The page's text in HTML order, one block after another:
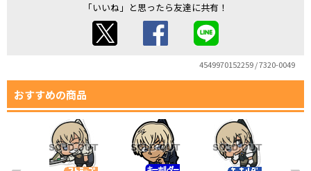
「いいね」と思ったら友達に共有！
4549970152259 / 7320-0049
おすすめの商品